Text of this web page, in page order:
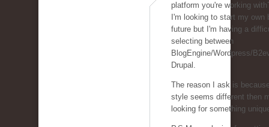
platform you're working
I'm looking to start my own
future but I'm having a
selecting between
BlogEngine/Wordpress/
Drupal.
The reason I ask is
style seems different then
looking for something